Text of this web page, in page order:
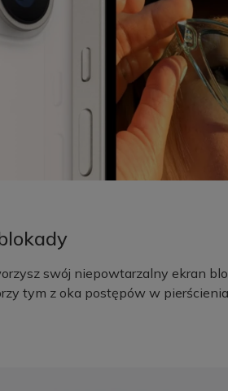
swój niepowtarzalny ekran
tym z oka postępów w